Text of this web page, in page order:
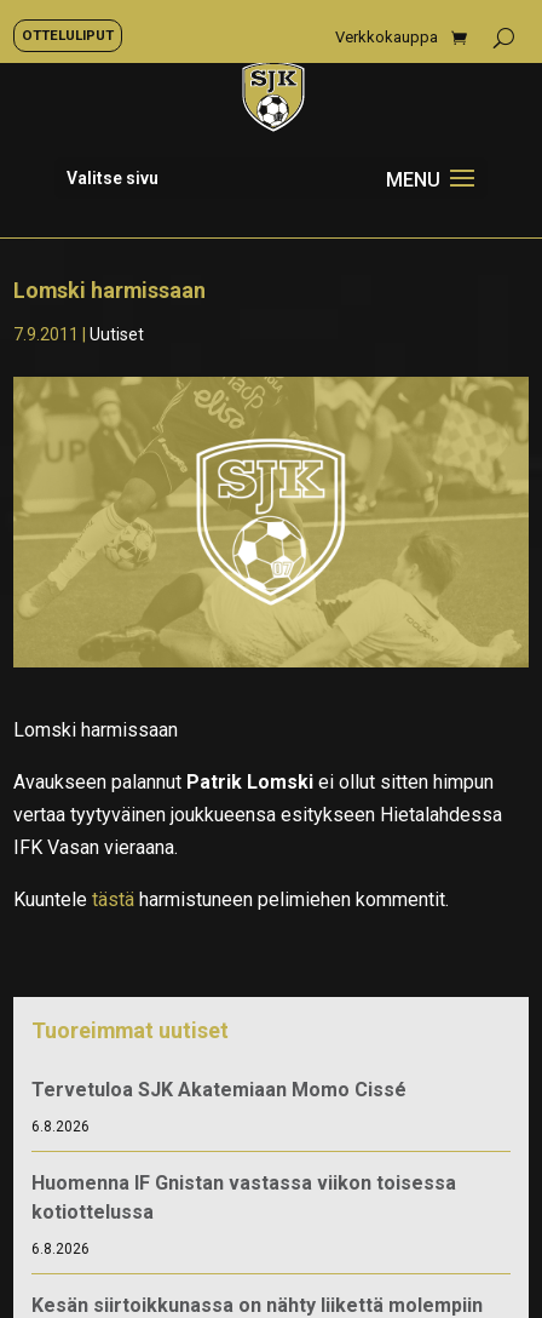
OTTELULIPUT Verkkokauppa
Valitse sivu
Lomski harmissaan
7.9.2011 |Uutiset
Lomski harmissaan
Avaukseen palannut Patrik Lomski ei ollut sitten himpun
vertaa tyytyväinen joukkueensa esitykseen Hietalahdessa
IFK Vasan vieraana.
Kuunteletästä harmistuneen pelimiehen kommentit.
Tuoreimmat uutiset
Tervetuloa SJK Akatemiaan Momo Cissé
6.8.2026
Huomenna IF Gnistan vastassa viikon toisessa
kotiottelussa
6.8.2026
Kesän siirtoikkunassa on nähty liikettä molempiin